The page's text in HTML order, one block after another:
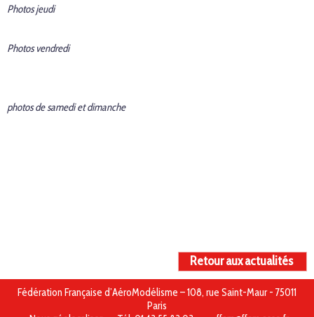
Photos jeudi
Photos vendredi
photos de samedi et dimanche
Retour aux actualités
Fédération Française d’AéroModélisme – 108, rue Saint-Maur - 75011
Paris